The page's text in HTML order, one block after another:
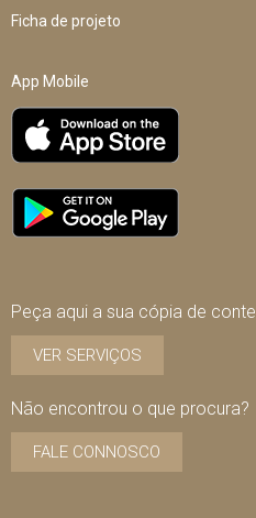
Ficha de projeto
App Mobile
Peça aqui a sua cópia de
VER SERVIÇOS
Não encontrou o que procura?
FALE CONNOSCO